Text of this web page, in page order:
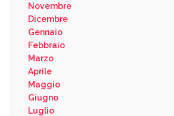
Novembre
Dicembre
Gennaio
Febbraio
Marzo
Aprile
Maggio
Giugno
Luglio